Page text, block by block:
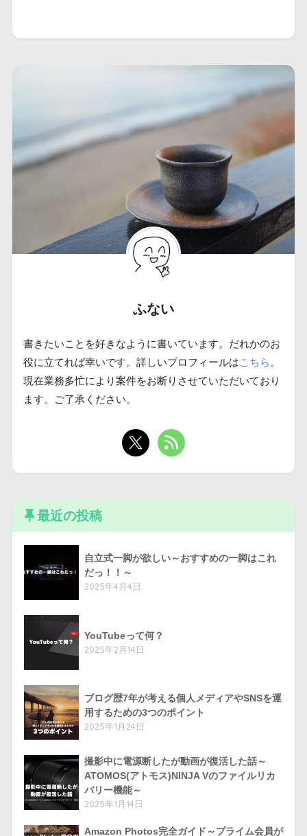
ふない
書きたいことを好きなように書いています。だれかのお
役に立てれば幸いです。詳しいプロフィールはこちら 。
現在業務多忙により案件をお断りさせていただいており
ます。ご了承ください。
最近の投稿
自立式一脚が欲しい～おすすめの一脚はこれ
だっ！！～
2025年4月4日
YouTubeって何？
2025年2月14日
ブログ歴7年が考える個人メディアやSNSを運
用するための3つのポイント
2025年1月24日
撮影中に電源断したが動画が復活した話～
ATOMOS(アトモス)NINJA Vのファイルリカ
バリー機能～
2025年1月14日
Amazon Photos完全ガイド～プライム会員が